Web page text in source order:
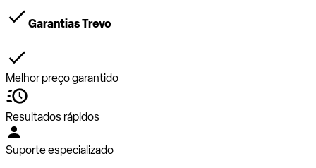
Garantias Trevo
Melhor preço garantido
Resultados rápidos
Suporte especializado